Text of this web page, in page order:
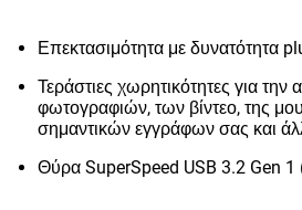
Επεκτασιμότητα με δυνατότητα
Τεράστιες χωρητικότητες για
φωτογραφιών, των βίντεο, της
σημαντικών εγγράφων σας και
Θύρα SuperSpeed USB 3.2 Gen 1